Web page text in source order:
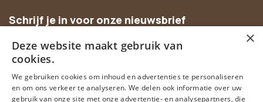
Schrijf je in voor onze nieuwsbrief
aanbiedingen.
Abonneer
×
Deze website maakt gebruik van
cookies.
We gebruiken cookies om inhoud en advertenties te personaliseren
en om ons verkeer te analyseren. We delen ook informatie over uw
gebruik van onze site met onze advertentie- en analysepartners, die